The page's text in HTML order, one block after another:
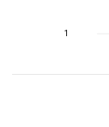
1